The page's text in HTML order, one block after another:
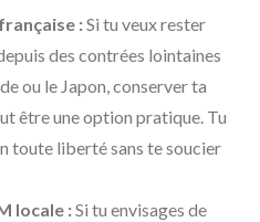
:Si tu veux rester
des contrées lointaines
ou le Japon, conserver ta
être une option pratique. Tu
toute liberté sans te soucier
locale :Si tu envisages de